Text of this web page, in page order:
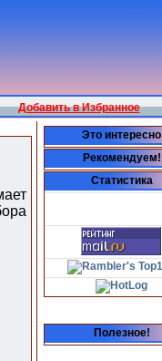
Добавить в Избранное
Это интересно
Рекомендуем!
Статистика
Полезное!